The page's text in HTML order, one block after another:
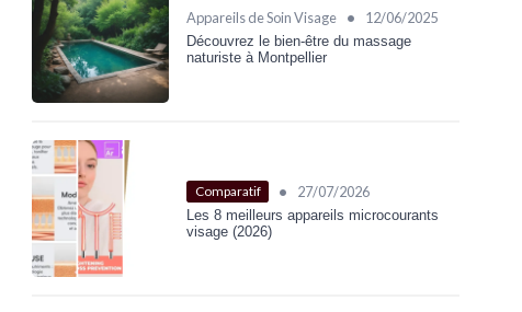
Appareils de Soin Visage • 12/06/2025
Découvrez le bien-être du massage
naturiste à Montpellier
Comparatif • 27/07/2026
Les 8 meilleurs appareils microcourants
visage (2026)